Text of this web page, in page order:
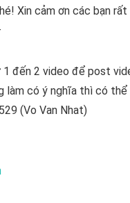
Xin cảm ơn các bạn rất
đến 2 video để post
làm có ý nghĩa thì có thể
(Vo Van Nhat)